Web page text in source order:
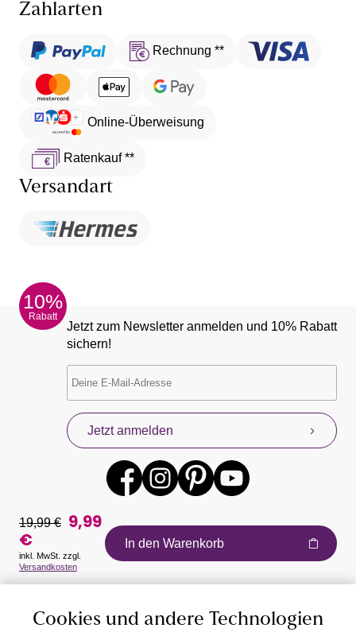
Zahlarten
Rechnung **
Online-Überweisung
Ratenkauf **
Versandart
10%
Rabatt
Jetzt zum Newsletter anmelden und 10% Rabatt
sichern!
Jetzt anmelden
Auszeichnungen
19,99 € 9,99
€
inkl. MwSt. zzgl.
Versandkosten
In den Warenkorb
Cookies und andere Technologien